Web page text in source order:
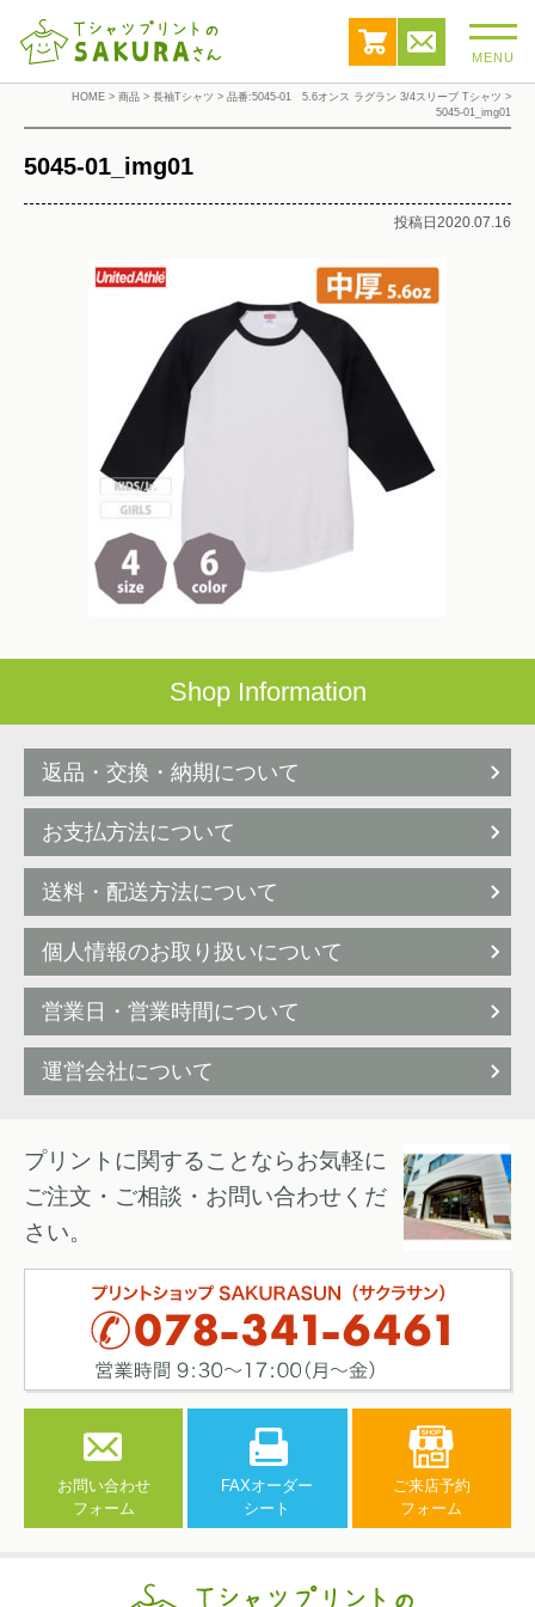
MENU
HOME > 商品 > 長袖Tシャツ > 品番:5045-01 5.6オンス ラグラン 3/4スリーブ Tシャツ >
5045-01_img01
5045-01_img01
投稿日2020.07.16
Shop Information
返品・交換・納期について
お支払方法について
送料・配送方法について
個人情報のお取り扱いについて
営業日・営業時間について
運営会社について
プリントに関することならお気軽に
ご注文・ご相談・お問い合わせくだ
さい。
お問い合わせ
フォーム
FAXオーダー
シート
ご来店予約
フォーム